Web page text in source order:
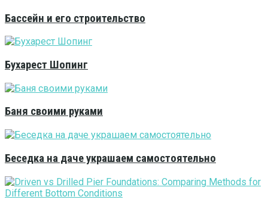
Бассейн и его строительство
Бухарест Шопинг
Баня своими руками
Беседка на даче украшаем самостоятельно